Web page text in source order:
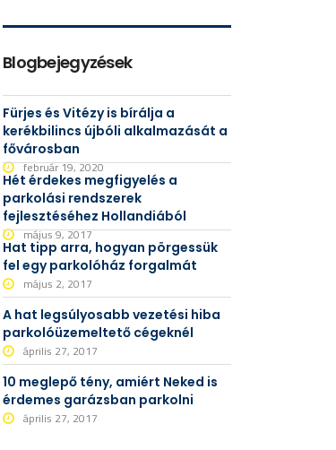
Blogbejegyzések
Fürjes és Vitézy is bírálja a
kerékbilincs újbóli alkalmazását a
fővárosban
február 19, 2020
Hét érdekes megfigyelés a
parkolási rendszerek
fejlesztéséhez Hollandiából
május 9, 2017
Hat tipp arra, hogyan pörgessük
fel egy parkolóház forgalmát
május 2, 2017
A hat legsúlyosabb vezetési hiba
parkolóüzemeltető cégeknél
április 27, 2017
10 meglepő tény, amiért Neked is
érdemes garázsban parkolni
április 27, 2017